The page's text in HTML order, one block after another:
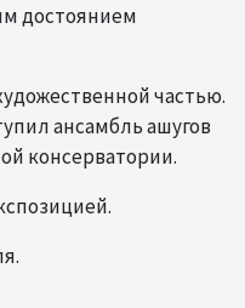
достоянием
частью.
ансамбль ашугов
консерватории.